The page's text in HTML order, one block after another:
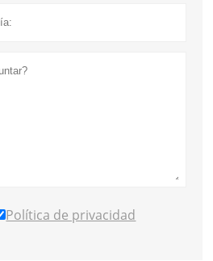
Política de privacidad